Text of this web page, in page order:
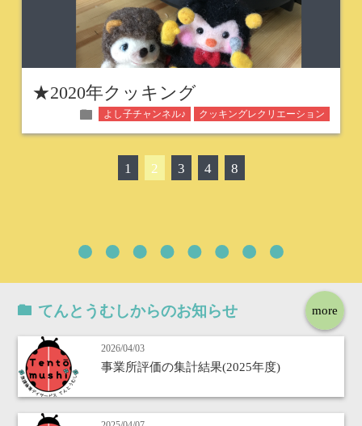
★2020年クッキング
folder よし子チャンネル♪ クッキングレクリエーション
1 2 3 4 8
more
てんとうむしからのお知らせ
2026/04/03
事業所評価の集計結果(2025年度)